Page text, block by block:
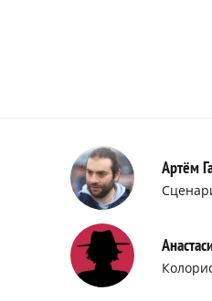
Артём